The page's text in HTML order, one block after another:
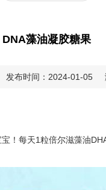
DNA藻油凝胶糖果
发布时间：2024-01-05
！每天1粒倍尔滋藻油